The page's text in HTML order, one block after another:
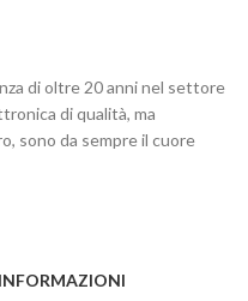
di oltre 20 anni nel settore
di qualità, ma
sono da sempre il cuore
INFORMAZIONI